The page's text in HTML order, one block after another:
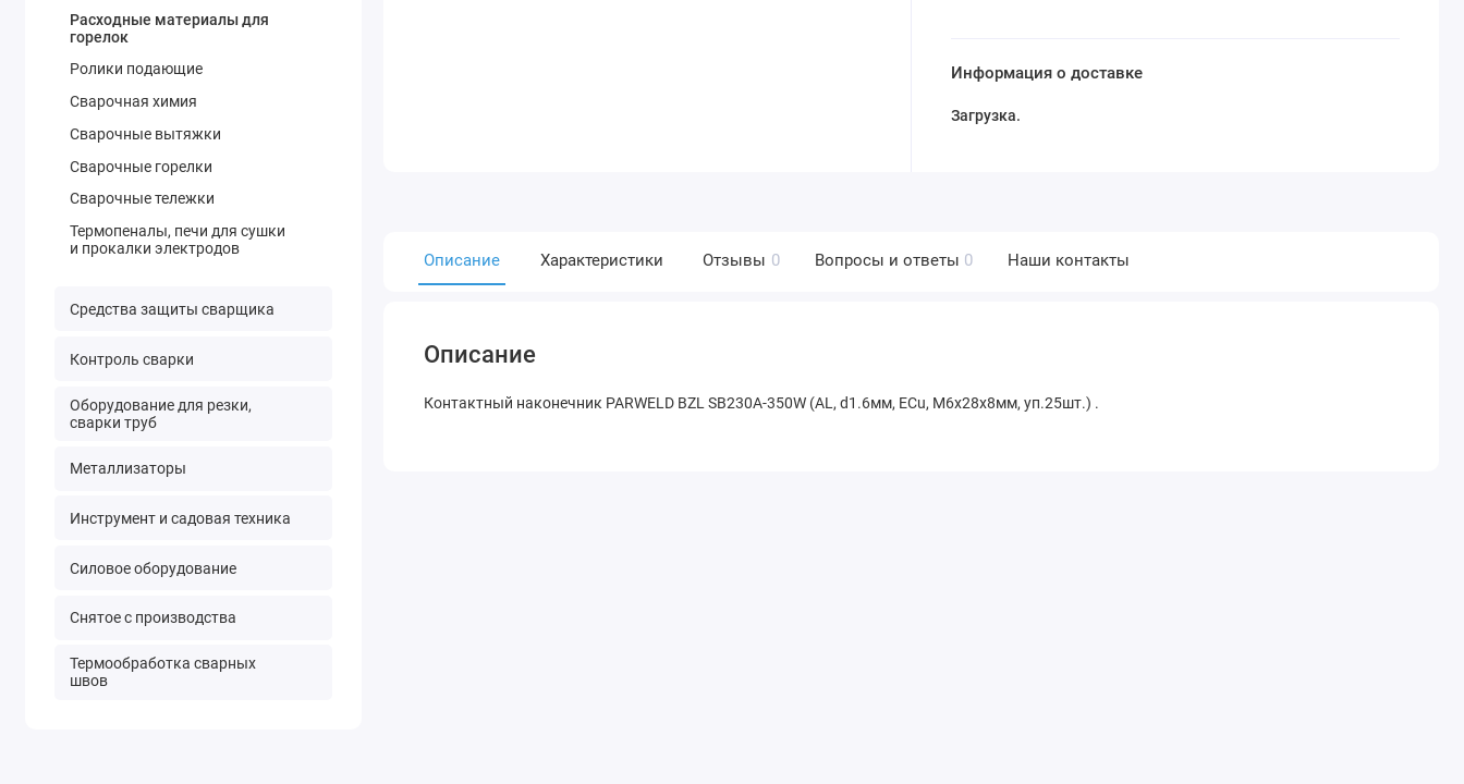
Расходные материалы для
горелок
Ролики подающие
Сварочная химия
Сварочные вытяжки
Сварочные горелки
Сварочные тележки
Термопеналы, печи для сушки
и прокалки электродов
Средства защиты сварщика
Контроль сварки
Оборудование для резки,
сварки труб
Металлизаторы
Инструмент и садовая техника
Силовое оборудование
Снятое с производства
Термообработка сварных
швов
Информация о доставке
Загрузка...
Описание Характеристики Отзывы 0 Вопросы и ответы 0 Наши контакты
Описание
Контактный наконечник PARWELD BZL SB230A-350W (AL, d1.6мм, ECu, M6x28x8мм, уп.25шт.) .